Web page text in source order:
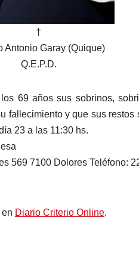
†
Antonio Garay (Quique)
Q.E.P.D.
69 años sus sobrinos,
fallecimiento y que sus
23 a las 11:30 hs.
569 7100 Dolores Teléfono:
Diario Criterio Online.